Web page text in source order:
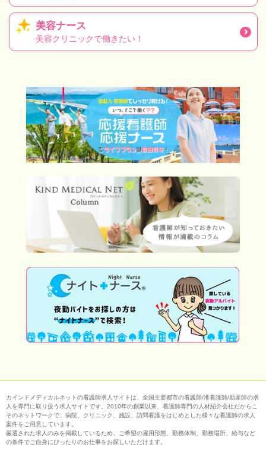
美容ナース
美容クリニックで働きたい！
カインドメディカルネットの看護師求人サイトは、全国主要都市の看護師/准看護師/助産師の求
人を専門に取り扱う求人サイトです。2010年の創業以来、看護師専門の人材紹介会社だからこ
そのネットワークで、病院、クリニック、施設、訪問看護をはじめとした様々な看護師の求人
案件をご用意しています。
厳選された求人のみを掲載しているため、ご希望の雇用形態、勤務体制、勤務場所、給与など
の条件でご自身にぴったりのお仕事をお探しいただけます。